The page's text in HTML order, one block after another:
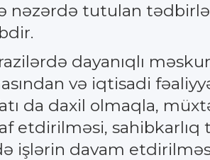
nəzərdə tutulan
dayanıqlı
və iqtisadi
da daxil olmaqla,
etdirilməsi,
işlərin davam